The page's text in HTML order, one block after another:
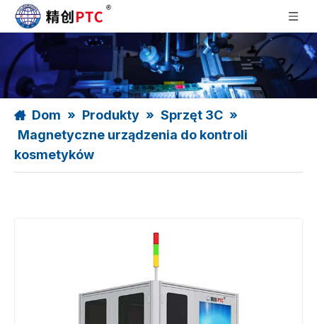
Dom » Produkty » Sprzęt 3C »
Magnetyczne urządzenia do kontroli
kosmetyków